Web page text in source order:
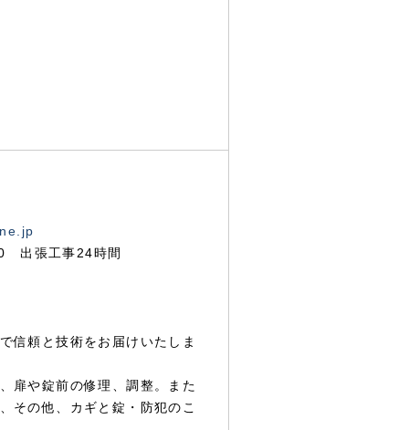
出張工事24時間
信頼と技術をお届けいたしま
扉や錠前の修理、調整。また
その他、カギと錠・防犯のこ